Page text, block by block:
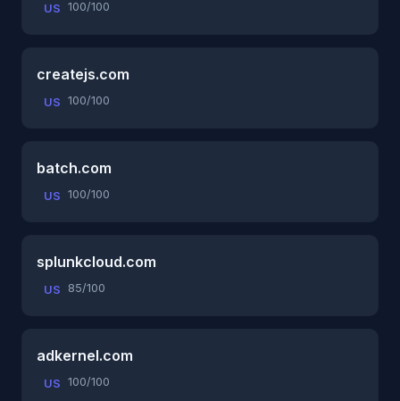
US 100/100
createjs.com
US 100/100
batch.com
US 100/100
splunkcloud.com
US 85/100
adkernel.com
US 100/100